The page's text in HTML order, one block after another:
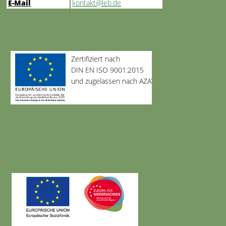
E-Mail
kontakt@leb.de
Zertifiziert nach
DIN EN ISO 9001:2015
und zugelassen nach AZAV